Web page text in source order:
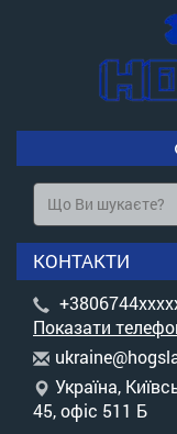
КОНТАКТИ
Показати
ukraine@hogsl
Україна,
45, офіс 511 Б